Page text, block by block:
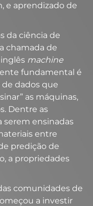
e aprendizado de
da ciência de
chamada de
machine
fundamental é
dados que
as máquinas,
Dentre as
serem ensinadas
entre
predição de
a propriedades
comunidades de
a investir